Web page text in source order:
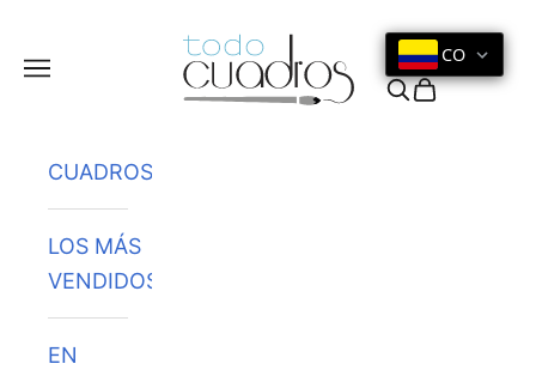
Menú
CO
Buscar
Cesta
CUADROS
LOS MÁS
VENDIDOS
EN